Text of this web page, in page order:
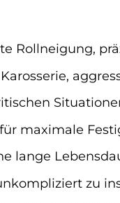
Rollneigung,
maximale
lange
zu